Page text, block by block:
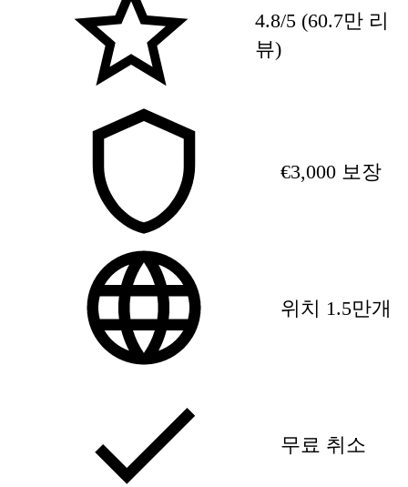
4.8/5 (60.7만 리
뷰)
€3,000 보장
위치 1.5만개
무료 취소